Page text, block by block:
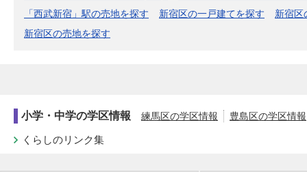
「西武新宿」駅の売地を探す
新宿区の一戸建てを探す
新宿区
新宿区の売地を探す
小学・中学の学区情報 練馬区の学区情報 豊島区の学区情報
くらしのリンク集